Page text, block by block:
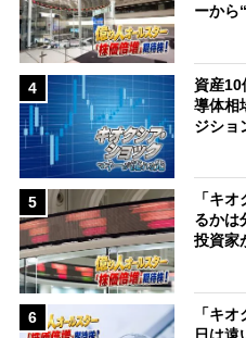
ーか
4
資産10
導体相
ジシ
5
「キ
るかは
投資
6
「キ
日は遠